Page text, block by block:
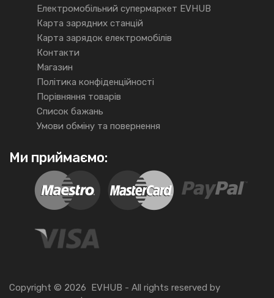
Електромобільний супермаркет EVHUB
Карта зарядних станцій
Карта зарядок електромобілів
Контакти
Магазин
Політика конфіденційності
Порівняння товарів
Список бажань
Умови обміну та повернення
Ми приймаємо:
Copyright © 2026 EVHUB - All rights reserved by